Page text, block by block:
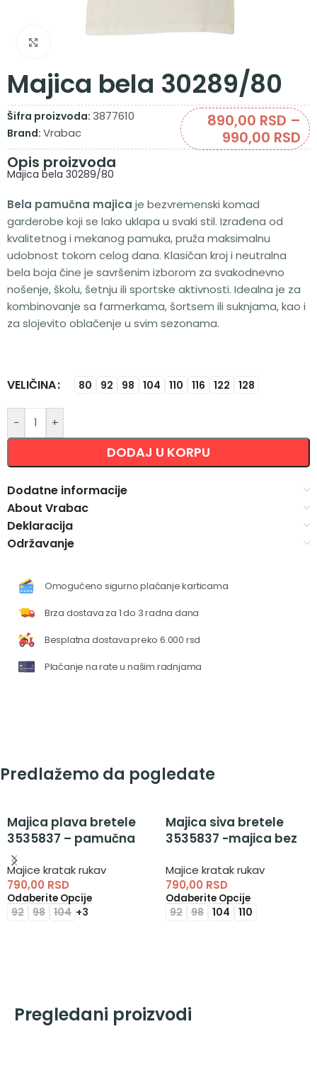
Majica bela 30289/80
Šifra proizvoda: 3877610
Brand: Vrabac
890,00 RSD –
990,00 RSD
Opis proizvoda
Majica bela 30289/80
Bela pamučna majica je bezvremenski komad
garderobe koji se lako uklapa u svaki stil. Izrađena od
kvalitetnog i mekanog pamuka, pruža maksimalnu
udobnost tokom celog dana. Klasičan kroj i neutralna
bela boja čine je savršenim izborom za svakodnevno
nošenje, školu, šetnju ili sportske aktivnosti. Idealna je za
kombinovanje sa farmerkama, šortsem ili suknjama, kao i
za slojevito oblačenje u svim sezonama.
VELIČINA 80 92 98 104 110 116 122 128
- +
DODAJ U KORPU
Alternative:
Dodatne informacije
About Vrabac
Deklaracija
Održavanje
Omogućeno sigurno plaćanje karticama
Brza dostava za 1 do 3 radna dana
Besplatna dostava preko 6.000 rsd
Plaćanje na rate u našim radnjama
Predlažemo da pogledate
Majica plava bretele
3535837 – pamučna
majica na bretele
Majice kratak rukav
790,00 RSD
Odaberite Opcije
92 98 104 +3
Majica siva bretele
3535837 -majica bez
Majice kratak rukav
790,00 RSD
Odaberite Opcije
92 98 104 110
Pregledani proizvodi